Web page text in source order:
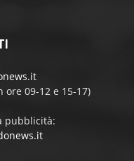
ore 09-12 e 15-17)
pubblicità: